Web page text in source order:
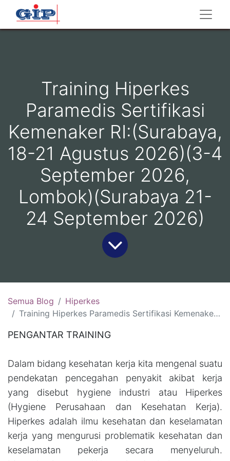
Training Hiperkes
Paramedis Sertifikasi
Kemenaker RI:(Surabaya,
18-21 Agustus 2026)(3-4
September 2026,
Lombok)(Surabaya 21-
24 September 2026)
Semua Blog
Hiperkes
Training Hiperkes Paramedis Sertifikasi Kemenaker RI:(Surabaya, 18-21 Agustus 2026)(3-4 September 2026, Lombok)(Surabaya 21-24 September 2026)
PENGANTAR TRAINING
Dalam bidang kesehatan kerja kita mengenal suatu
pendekatan pencegahan penyakit akibat kerja
yang disebut hygiene industri atau Hiperkes
(Hygiene Perusahaan dan Kesehatan Kerja).
Hiperkes adalah ilmu kesehatan dan keselamatan
kerja yang mengurusi problematik kesehatan dan
keselamatan pekerja secara menyeluruh.